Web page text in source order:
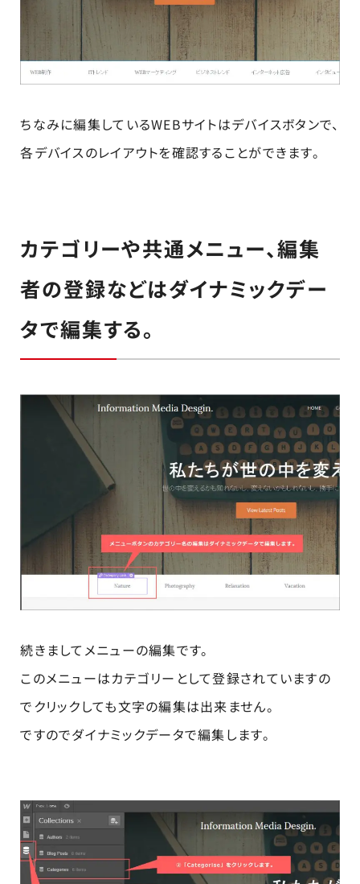
ちなみに編集しているWEBサイトはデバイスボタンで、
各デバイスのレイアウトを確認することができます。
カテゴリーや共通メニュー、編集
者の登録などはダイナミックデー
タで編集する。
続きましてメニューの編集です。
このメニューはカテゴリーとして登録されていますの
でクリックしても文字の編集は出来ません。
ですのでダイナミックデータで編集します。